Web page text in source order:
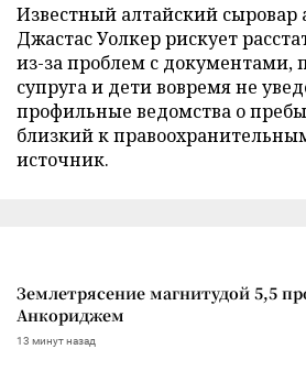
Известный алтайский сыровар
Джастас Уолкер рискует
из-за проблем с документами,
супруга и дети вовремя не
профильные ведомства о
близкий к
источник.
Землетрясение магнитудой 5,5
Анкориджем
13 минут назад